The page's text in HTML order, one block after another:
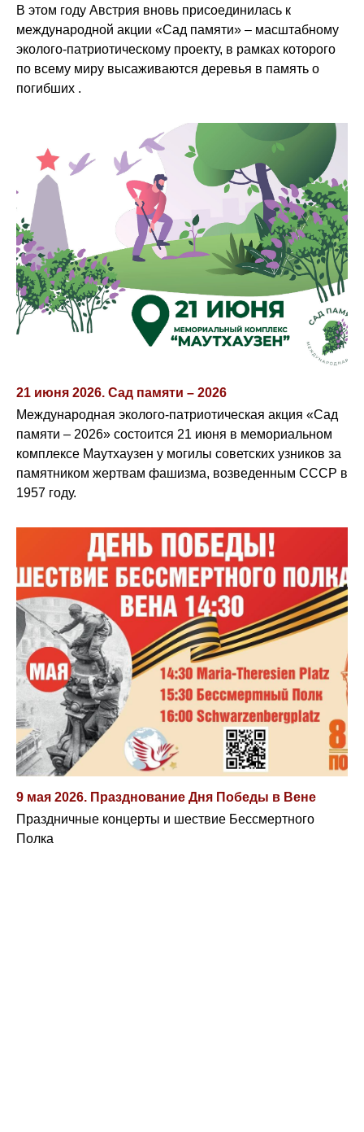
В этом году Австрия вновь присоединилась к
международной акции «Сад памяти» – масштабному
эколого-патриотическому проекту, в рамках которого
по всему миру высаживаются деревья в память о
погибших .
21 июня 2026. Сад памяти – 2026
Международная эколого-патриотическая акция «Сад
памяти – 2026» состоится 21 июня в мемориальном
комплексе Маутхаузен у могилы советских узников за
памятником жертвам фашизма, возведенным СССР в
1957 году.
9 мая 2026. Празднование Дня Победы в Вене
Праздничные концерты и шествие Бессмертного
Полка